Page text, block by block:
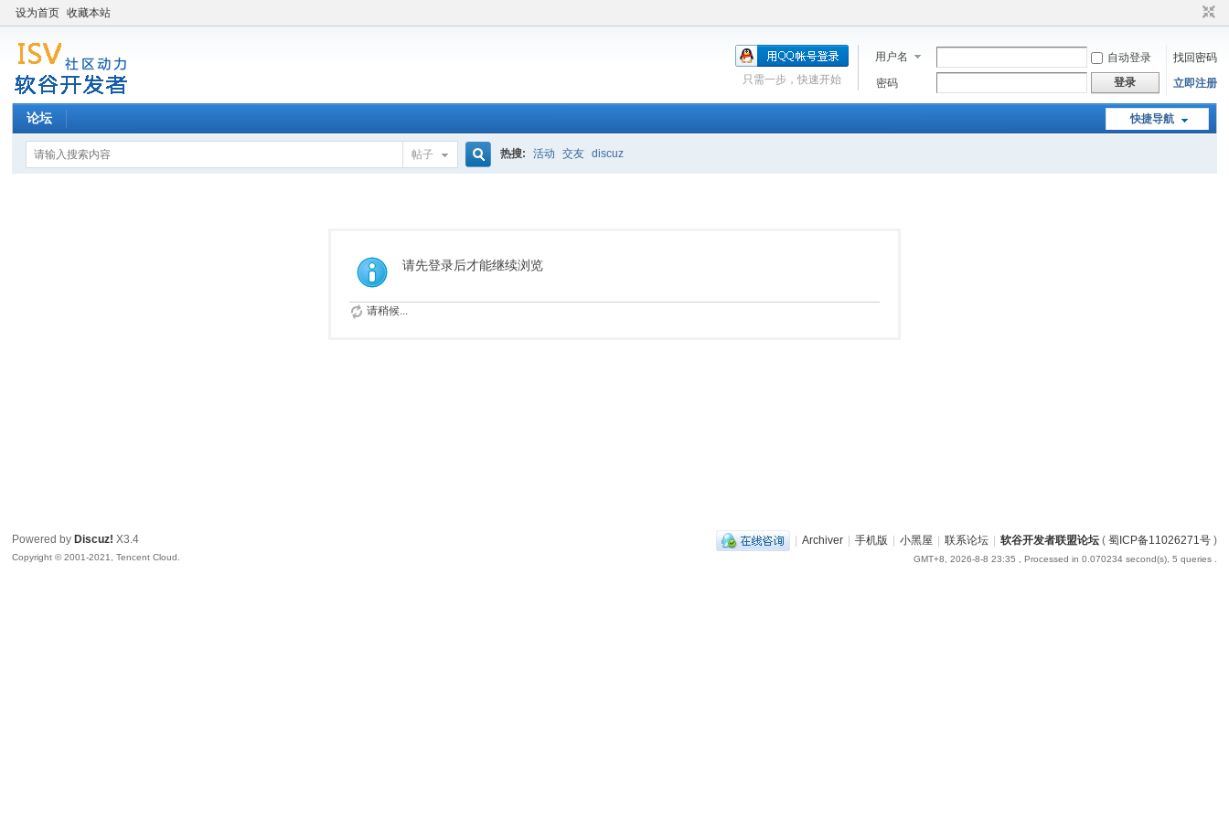
设为首页 收藏本站
用户名 自动登录
找回密码
密码
登录 立即注册
只需一步，快速开始
快捷导航
论坛
帖子
索
热搜: 活动 交友 discuz
请先登录后才能继续浏览
请稍候...
| Archiver | 手机版 | 小黑屋 | 联系论坛 | 软谷开发者联盟论坛( 蜀ICP备11026271号)
GMT+8, 2026-8-8 23:35 , Processed in 0.070234 second(s), 5 queries .
Powered by Discuz! X3.4
Copyright © 2001-2021, Tencent Cloud.